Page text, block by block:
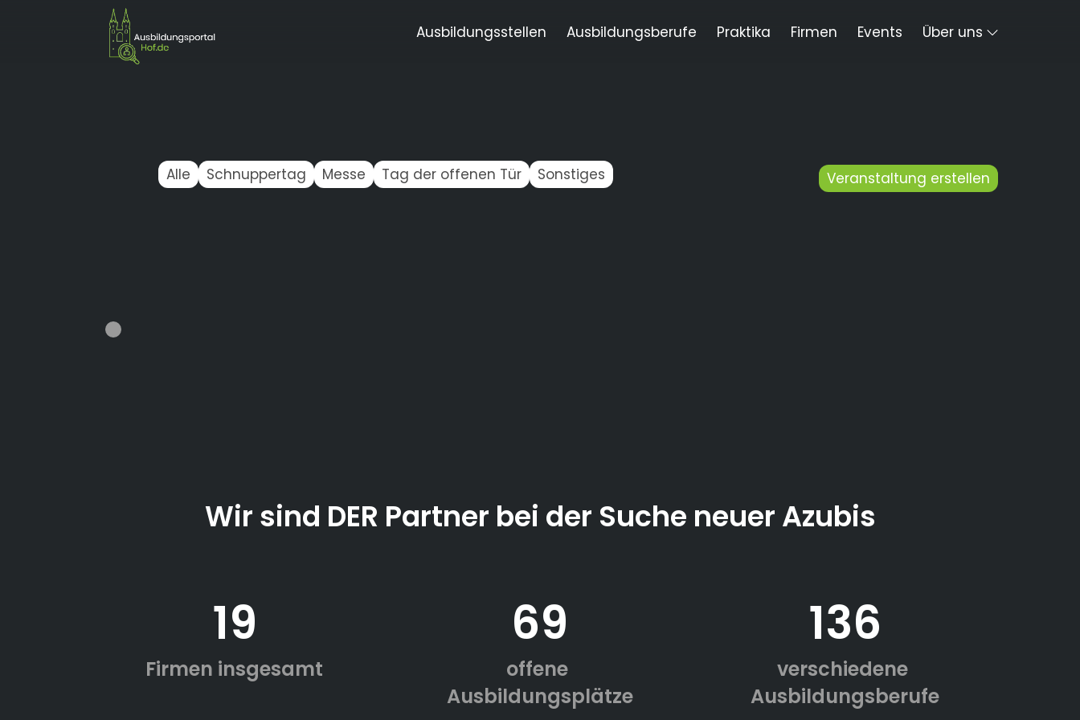
Ausbildungsstellen Ausbildungsberufe Praktika Firmen Events Über uns
Veranstaltung erstellen
Alle Schnuppertag Messe Tag der offenen Tür Sonstiges
Wir sind DER Partner bei der Suche neuer Azubis
19
Firmen insgesamt
69
offene
Ausbildungsplätze
136
verschiedene
Ausbildungsberufe